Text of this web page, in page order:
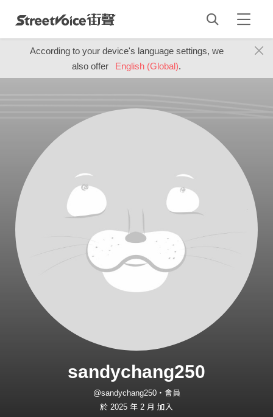
According to your device's language settings, we
also offer
English (Global).
sandychang250
@sandychang250・會員
於 2025 年 2 月 加入